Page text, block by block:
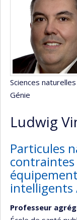
Sciences
Génie
Ludwig
Particules
intelligents
Professeur